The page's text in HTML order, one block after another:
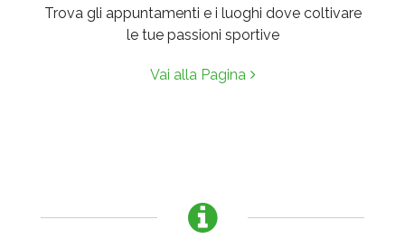
Trova gli appuntamenti e i luoghi dove coltivare
le tue passioni sportive
Vai alla Pagina